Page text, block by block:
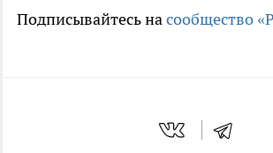
Подписывайтесь насообщество